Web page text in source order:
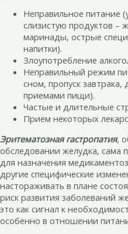
Неправильное питание
слизистую продуктов –
маринады, острые
напитки).
Злоупотребление
Неправильный режим
сном, пропуск
приемами пищи).
Частые и длительные
Прием некоторых
Эритематозная гастропатия,
обследовании желудка, сама
для назначения
другие специфические
настораживать в плане
риск развития заболеваний
это как сигнал к
особенно в отношении